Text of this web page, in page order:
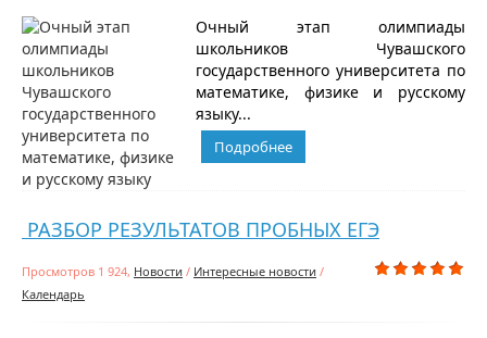
Очный этап олимпиады
школьников Чувашского
государственного университета по
математике, физике и русскому
языку...
Подробнее
РАЗБОР РЕЗУЛЬТАТОВ ПРОБНЫХ ЕГЭ
Просмотров 1 924, Новости / Интересные новости /
Календарь